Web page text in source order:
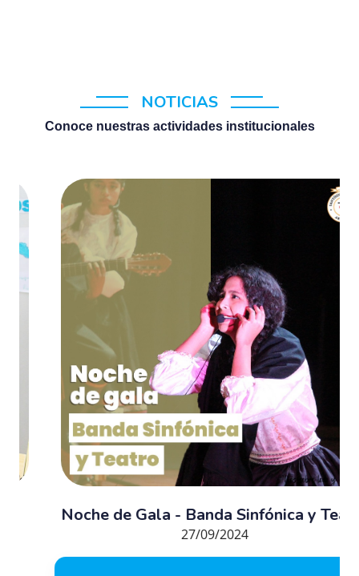
NOTICIAS
Conoce nuestras actividades institucionales
Noche de Gala - Banda Sinfónica y Teatro
27/09/2024